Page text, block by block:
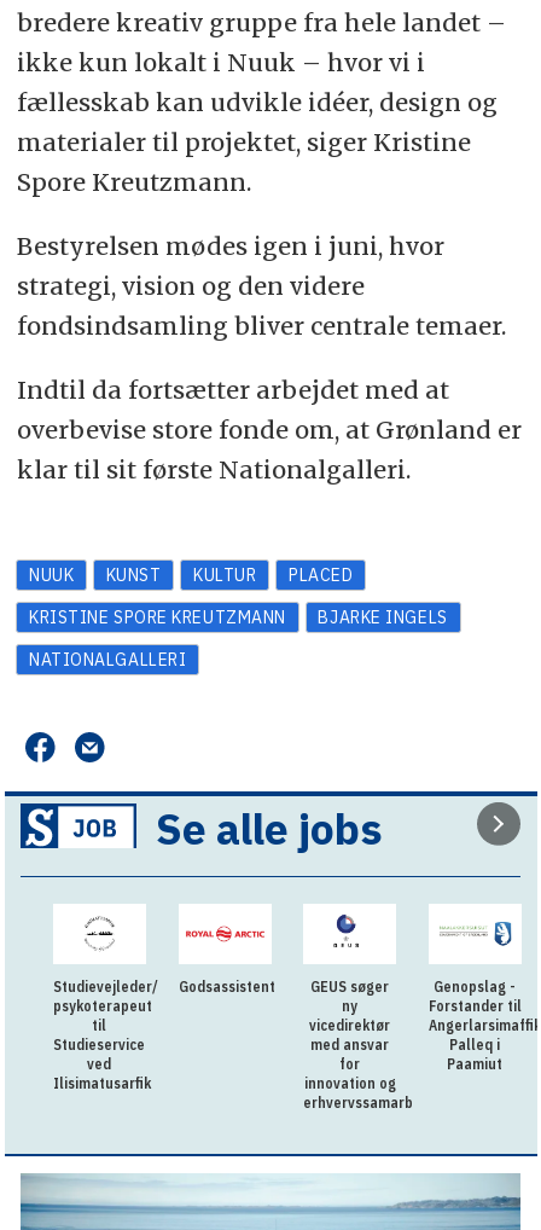
bredere kreativ gruppe fra hele landet –
ikke kun lokalt i Nuuk – hvor vi i
fællesskab kan udvikle idéer, design og
materialer til projektet, siger Kristine
Spore Kreutzmann.
Bestyrelsen mødes igen i juni, hvor
strategi, vision og den videre
fondsindsamling bliver centrale temaer.
Indtil da fortsætter arbejdet med at
overbevise store fonde om, at Grønland er
klar til sit første Nationalgalleri.
NUUK KUNST KULTUR
PLACED
KRISTINE SPORE KREUTZMANN
BJARKE INGELS
NATIONALGALLERI
Se alle jobs
Studievejleder/
psykoterapeut
til
Studieservice
ved
Ilisimatusarfik
Godsassistent
GEUS søger
ny
vicedirektør
med ansvar
for
innovation og
erhvervssamarbejde
Genopslag -
Forstander til
Angerlarsimaffik
Palleq i
Paamiut